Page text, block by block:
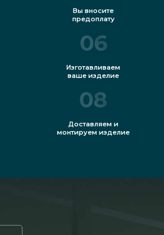
Вы вносите
предоплату
06
Изготавливаем
ваше изделие
08
Доставляем и
монтируем изделие